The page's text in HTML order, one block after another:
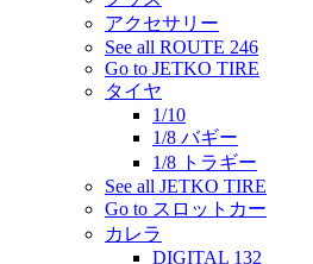
アクセサリー
See all ROUTE 246
Go to JETKO TIRE
タイヤ
1/10
1/8 バギー
1/8 トラギー
See all JETKO TIRE
Go to スロットカー
カレラ
DIGITAL 132